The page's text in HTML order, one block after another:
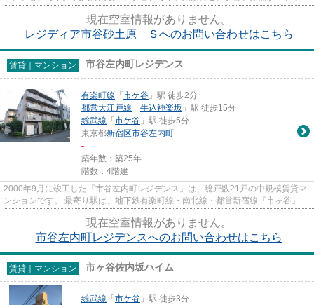
現在空室情報がありません。
レジディア市谷砂土原 Ｓへのお問い合わせはこちら
賃貸｜マンション 市谷左内町レジデンス
有楽町線 「 市ケ谷 」駅 徒歩2分
都営大江戸線 「 牛込神楽坂 」駅 徒歩15分
総武線 「 市ケ谷 」駅 徒歩5分
東京都新宿区市谷左内町
-
築年数：築25年
階数：4階建
2000年9月に竣工した『市谷左内町レジデンス』は、総戸数21戸の中規模賃貸マ
ンションです。 最寄り駅は、地下鉄有楽町線・南北線・都営新宿線『市ヶ谷』駅
現在空室情報がありません。
市谷左内町レジデンスへのお問い合わせはこちら
賃貸｜マンション 市ヶ谷佐内坂ハイム
総武線 「 市ケ谷 」駅 徒歩3分